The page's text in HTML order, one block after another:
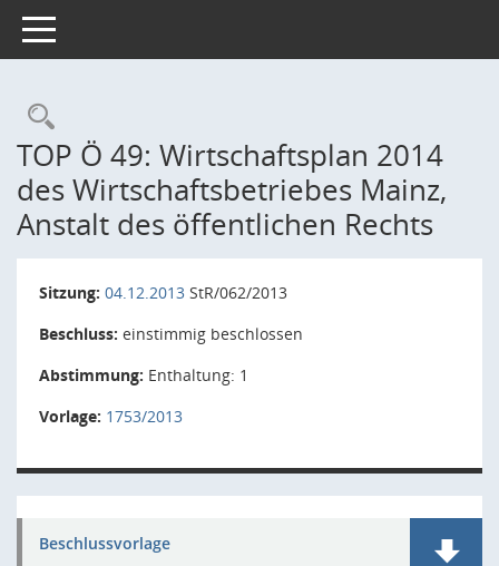
Toggle navigation
Rechercheauswahl
TOP Ö 49: Wirtschaftsplan 2014
des Wirtschaftsbetriebes Mainz,
Anstalt des öffentlichen Rechts
Sitzung: 04.12.2013 StR/062/2013
Beschluss: einstimmig beschlossen
Abstimmung: Enthaltung: 1
Vorlage: 1753/2013
Beschlussvorlage